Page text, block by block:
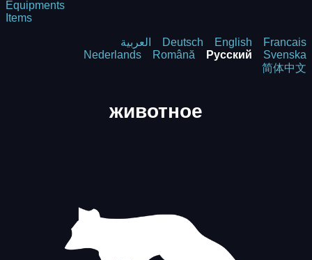
Equipments
Items
العربية Deutsch English
Francais
Nederlands
Română Русский
Svenska
简体中文
животное